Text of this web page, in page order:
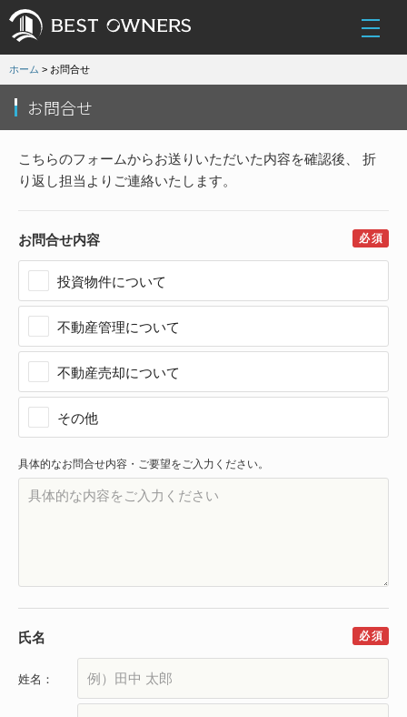
ホーム > お問合せ
お問合せ
こちらのフォームからお送りいただいた内容を確認後、
折
り返し担当よりご連絡いたします。
お問合せ内容
投資物件について
不動産管理について
不動産売却について
その他
具体的なお問合せ内容・ご要望をご入力ください。
氏名
姓名：